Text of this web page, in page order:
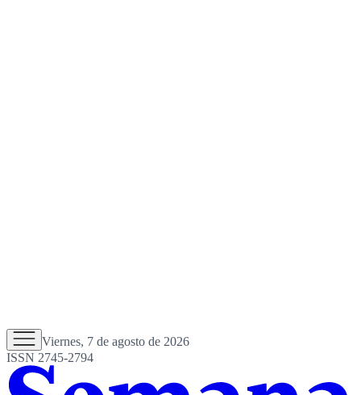
Viernes, 7 de agosto de 2026
ISSN 2745-2794